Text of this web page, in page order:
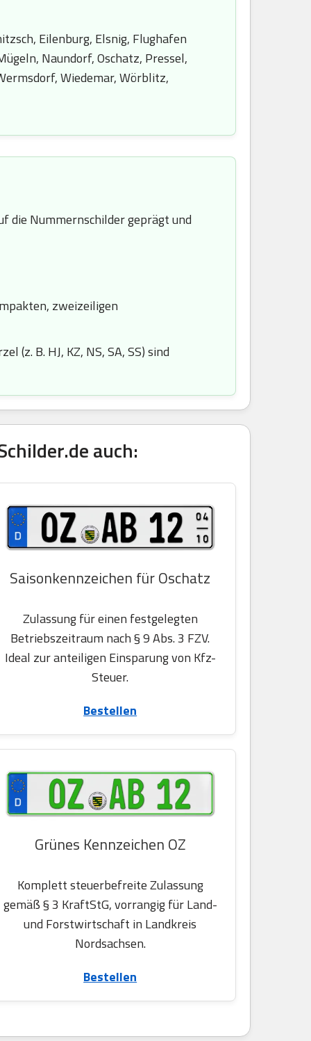
Eilenburg, Elsnig, Flughafen
Naundorf, Oschatz, Pressel,
Wiedemar, Wörblitz,
die Nummernschilder geprägt und
zweizeiligen
(z. B. HJ, KZ, NS, SA, SS) sind
auch:
Saisonkennzeichen für Oschatz
Zulassung für einen festgelegten
Betriebszeitraum nach § 9 Abs. 3 FZV.
Ideal zur anteiligen Einsparung von Kfz-
Steuer.
Bestellen
Grünes Kennzeichen OZ
Komplett steuerbefreite Zulassung
gemäß § 3 KraftStG, vorrangig für Land-
und Forstwirtschaft in Landkreis
Nordsachsen.
Bestellen